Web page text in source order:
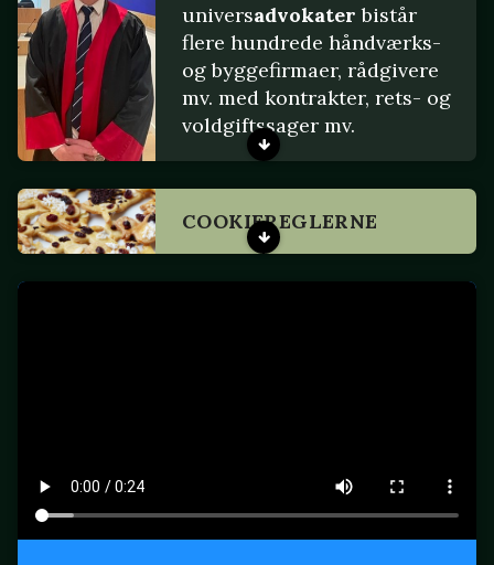
universadvokater bistår
flere hundrede håndværks-
og byggefirmaer, rådgivere
mv. med kontrakter, rets- og
voldgiftssager mv.
COOKIEREGLERNE